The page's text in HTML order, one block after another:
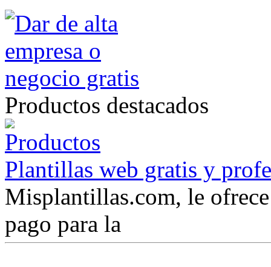
Productos destacados
Plantillas web gratis y
Misplantillas.com, le
pago para la